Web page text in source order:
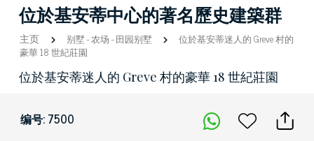
位於基安蒂中心的著名歷史建築群
主页 别墅-农场-田园别墅
位於基安蒂迷人的 Greve 村的
豪華 18 世紀莊園
位於基安蒂迷人的 Greve 村的豪華 18 世紀莊園
编号: 7500